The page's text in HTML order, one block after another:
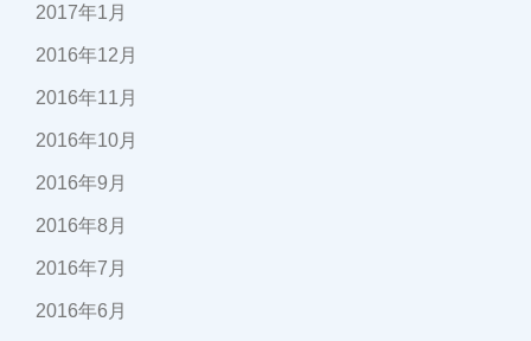
2017年1月
2016年12月
2016年11月
2016年10月
2016年9月
2016年8月
2016年7月
2016年6月